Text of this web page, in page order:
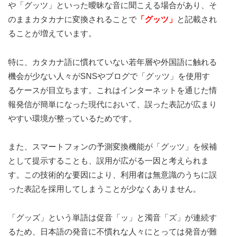
や「グッツ」といった曖昧な音に聞こえる場合があり、そ
のままカタカナに変換されることで 「グッツ」 と記載され
ることが増えています。
特に、カタカナ語に慣れていない若年層や外国語に触れる
機会が少ない人々がSNSやブログで「グッツ」を使用す
るケースが目立ちます。これはインターネットを通じた情
報発信が簡単になった現代において、誤った表記が広まり
やすい環境が整っているためです。
また、スマートフォンの予測変換機能が「グッツ」を候補
として提示することも、誤用が広がる一因と考えられま
す。この技術的な要因により、利用者は無意識のうちに誤
った表記を採用してしまうことが少なくありません。
「グッズ」という単語は促音「ッ」と濁音「ズ」が連続す
るため、日本語の発音に不慣れな人々にとっては発音が難